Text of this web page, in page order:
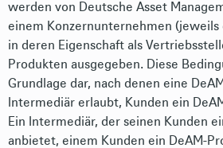
werden von Deutsche Asset
einem Konzernunternehmen (jeweils
in deren Eigenschaft als
Produkten ausgegeben. Diese
Grundlage dar, nach denen eine
Intermediär erlaubt, Kunden ein
Ein Intermediär, der seinen Kunden
anbietet, einem Kunden ein DeAM-